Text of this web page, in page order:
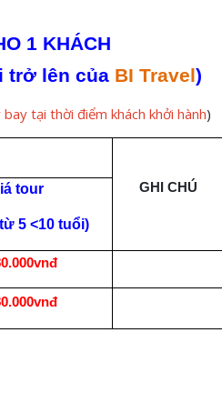
1 KHÁCH
trở lên của BI Travel)
tại thời điểm khách khởi hành)
GHI CHÚ
tour
5 <10 tuổi)
vnđ